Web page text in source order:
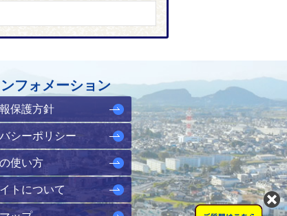
フォメーション
保護方針
シーポリシー
使い方
トについて